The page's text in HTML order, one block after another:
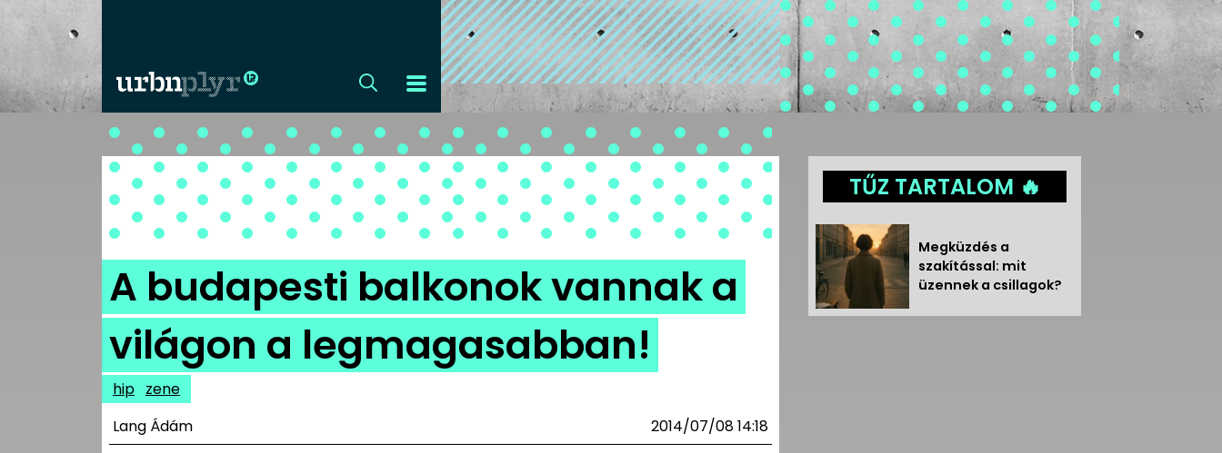
CÍMLAP
DIZÁJN
DIVAT
HIP
KULT
A budapesti balkonok vannak a
világon a legmagasabban!
hip zene
Lang Ádám
2014/07/08 14:18
TŰZ TARTALOM 🔥
Megküzdés a
szakítással: mit
üzennek a csillagok?